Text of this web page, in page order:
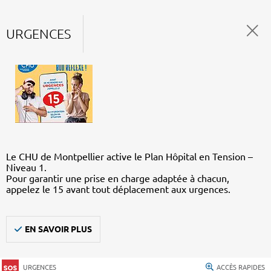
URGENCES
Le CHU de Montpellier active le Plan Hôpital en Tension –
Niveau 1.
Pour garantir une prise en charge adaptée à chacun,
appelez le 15 avant tout déplacement aux urgences.
EN SAVOIR PLUS
URGENCES ACCÈS RAPIDES